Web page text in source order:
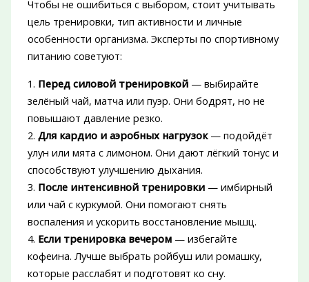
Чтобы не ошибиться с выбором, стоит учитывать
цель тренировки, тип активности и личные
особенности организма. Эксперты по спортивному
питанию советуют:
1. Перед силовой тренировкой— выбирайте
зелёный чай, матча или пуэр. Они бодрят, но не
повышают давление резко.
2. Для кардио и аэробных нагрузок— подойдёт
улун или мята с лимоном. Они дают лёгкий тонус и
способствуют улучшению дыхания.
3. После интенсивной тренировки— имбирный
или чай с куркумой. Они помогают снять
воспаления и ускорить восстановление мышц.
4. Если тренировка вечером— избегайте
кофеина. Лучше выбрать ройбуш или ромашку,
которые расслабят и подготовят ко сну.